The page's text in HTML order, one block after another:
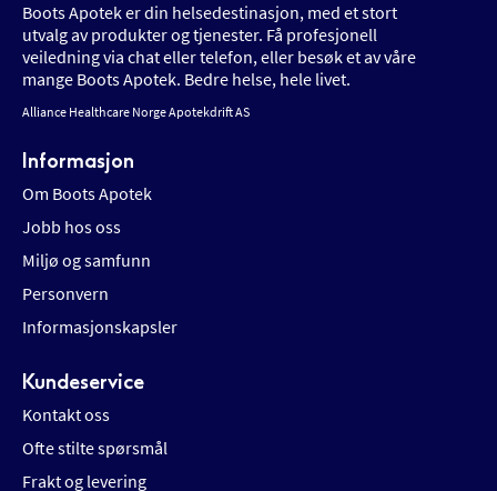
Boots Apotek er din helsedestinasjon, med et stort
utvalg av produkter og tjenester. Få profesjonell
veiledning via chat eller telefon, eller besøk et av våre
mange Boots Apotek. Bedre helse, hele livet.
Alliance Healthcare Norge Apotekdrift AS
Informasjon
Om Boots Apotek
Jobb hos oss
Miljø og samfunn
Personvern
Informasjonskapsler
Kundeservice
Kontakt oss
Ofte stilte spørsmål
Frakt og levering